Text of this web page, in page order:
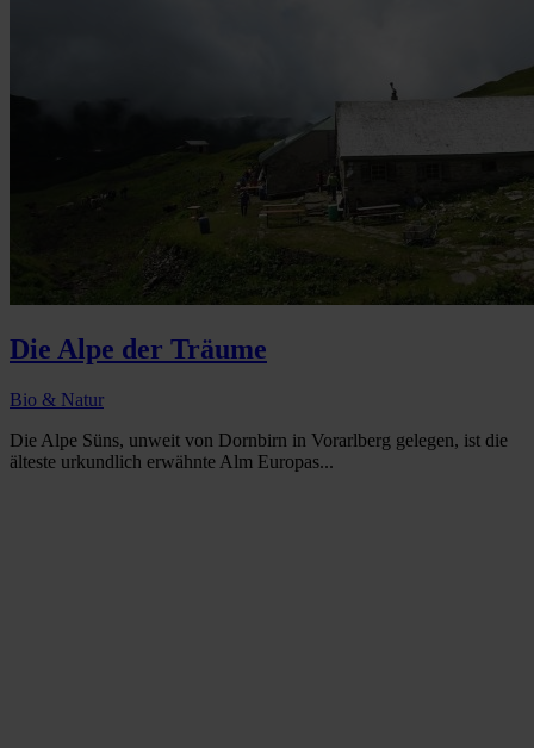
Die Alpe der Träume
Bio & Natur
Die Alpe Süns, unweit von Dornbirn in Vorarlberg gelegen, ist die
älteste urkundlich erwähnte Alm Europas...